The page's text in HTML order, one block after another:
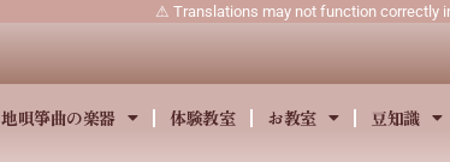
⚠ Translations may not function correctly
地唄箏曲の楽器 体験教室 お教室 豆知識